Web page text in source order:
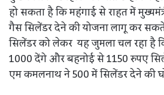
हो सकता है कि महंगाई से राहत में
गैस सिलेंडर देने की योजना लागू कर सकते
सिलेंडर को लेकर यह जुमला चल रहा है
1000 देंगे और बहनोई से 1150 रुपए
एम कमलनाथ ने 500 में सिलेंडर देने की